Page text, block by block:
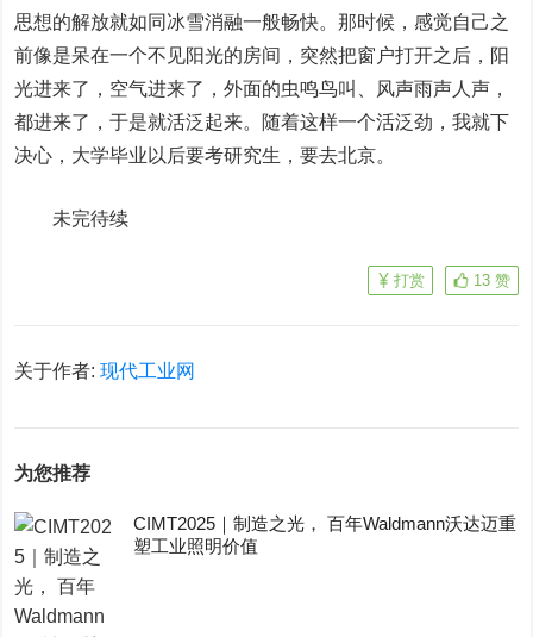
思想的解放就如同冰雪消融一般畅快。那时候，感觉自己之
前像是呆在一个不见阳光的房间，突然把窗户打开之后，阳
光进来了，空气进来了，外面的虫鸣鸟叫、风声雨声人声，
都进来了，于是就活泛起来。随着这样一个活泛劲，我就下
决心，大学毕业以后要考研究生，要去北京。
未完待续
13 赞
打赏
关于作者:现代工业网
为您推荐
CIMT2025｜制造之光， 百年Waldmann沃达迈重
塑工业照明价值